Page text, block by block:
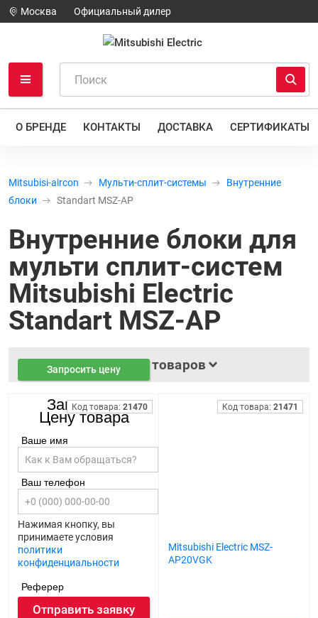
Москва Официальный дилер
О БРЕНДЕ КОНТАКТЫ ДОСТАВКА СЕРТИФИКАТЫ
Mitsubisi-aircon Мульти-сплит-системы
Внутренние
блоки
Standart MSZ-AP
Внутренние блоки для
мульти сплит-систем
Mitsubishi Electric
Standart MSZ-AP
Фильтр товаров
Код товара: 21470
Mitsubishi Electric MSZ-
AP15VGK
Запросить цену
Запросить
Цену товара
Ваше имя
Ваш телефон
Нажимая кнопку, вы
принимаете условия
политики
конфиденциальности
Реферер
Отправить заявку
Код товара: 21471
Mitsubishi Electric MSZ-
AP20VGK